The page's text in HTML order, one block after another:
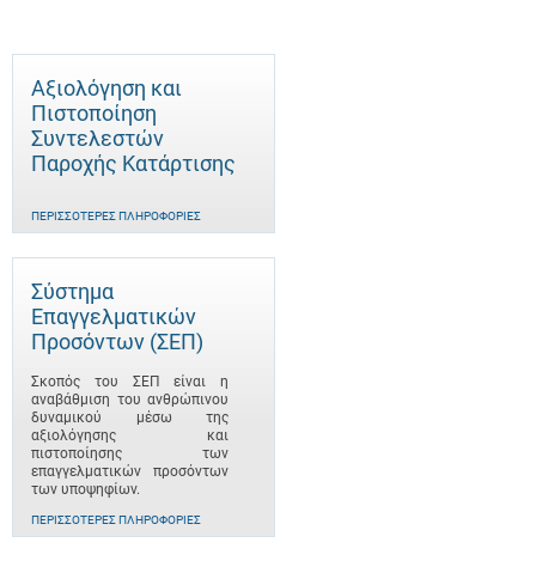
Αξιολόγηση και
Πιστοποίηση
Συντελεστών
Παροχής Κατάρτισης
ΠΕΡΙΣΣΌΤΕΡΕΣ ΠΛΗΡΟΦΟΡΊΕΣ
Σύστημα
Επαγγελματικών
Προσόντων (ΣΕΠ)
Σκοπός του ΣΕΠ είναι η
αναβάθμιση του ανθρώπινου
δυναμικού μέσω της
αξιολόγησης και
πιστοποίησης των
επαγγελματικών προσόντων
των υποψηφίων.
ΠΕΡΙΣΣΌΤΕΡΕΣ ΠΛΗΡΟΦΟΡΊΕΣ